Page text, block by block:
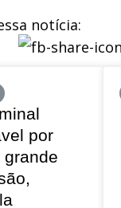
notícia:
por